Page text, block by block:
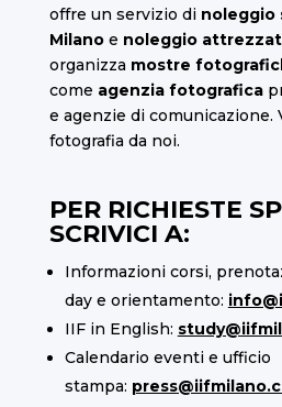
offre un servizio di noleggio
Milano e noleggio
organizza mostre
come agenzia fotografica
e agenzie di comunicazione.
fotografia da noi.
PER RICHIESTE
SCRIVICI A:
Informazioni corsi,
day e orientamento:
IIF in English:
Calendario eventi e ufficio
stampa: